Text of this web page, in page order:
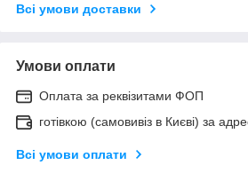
Всі умови доставки
Умови оплати
Оплата за реквізитами ФОП
готівкою (самовивіз в Києві) за
Всі умови оплати